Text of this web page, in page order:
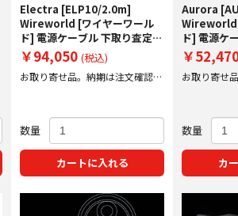
Electra [ELP10/2.0m]
Wireworld [ワイヤーワール
ド] 電源ケーブル 下取り査定額
20%アップ実施中！
￥94,050 (税込)
お取り寄せ品。納期は注文確認後
数量
カートに入れる
Aurora
Wireworld
ド] 電源ケ
20%アップ
￥
お取り寄せ
数量
カ